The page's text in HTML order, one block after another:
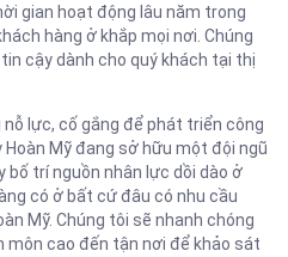
gian hoạt động lâu năm trong
hàng ở khắp mọi nơi. Chúng
cậy dành cho quý khách tại thị
lực, cố gắng để phát triển công
Mỹ đang sở hữu một đội ngũ
bố trí nguồn nhân lực dồi dào ở
có ở bất cứ đâu có nhu cầu
Mỹ. Chúng tôi sẽ nhanh chóng
cao đến tận nơi để khảo sát